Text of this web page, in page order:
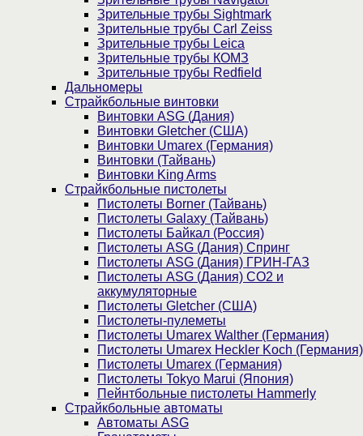
Зрительные трубы Sightmark
Зрительные трубы Carl Zeiss
Зрительные трубы Leica
Зрительные трубы КОМЗ
Зрительные трубы Redfield
Дальномеры
Страйкбольные винтовки
Винтовки ASG (Дания)
Винтовки Gletcher (США)
Винтовки Umarex (Германия)
Винтовки (Тайвань)
Винтовки King Arms
Страйкбольные пистолеты
Пистолеты Borner (Тайвань)
Пистолеты Galaxy (Тайвань)
Пистолеты Байкал (Россия)
Пистолеты ASG (Дания) Спринг
Пистолеты ASG (Дания) ГРИН-ГАЗ
Пистолеты ASG (Дания) CO2 и
аккумуляторные
Пистолеты Gletcher (США)
Пистолеты-пулеметы
Пистолеты Umarex Walther (Германия)
Пистолеты Umarex Heckler Koch (Германия)
Пистолеты Umarex (Германия)
Пистолеты Tokyo Marui (Япония)
Пейнтбольные пистолеты Hammerly
Страйкбольные автоматы
Автоматы ASG